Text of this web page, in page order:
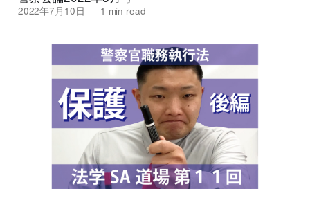
2022年7月10日 —1 min read